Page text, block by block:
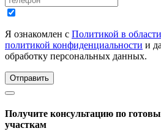
Я ознакомлен с Политикой в
политикой конфиденциальности и
обработку персональных данных.
Отправить
Получите консультацию по
участкам